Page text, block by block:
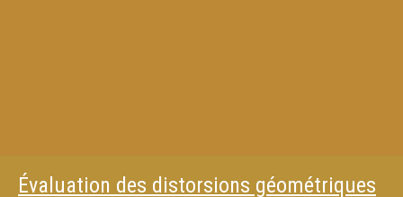
Évaluation des distorsions géométriques